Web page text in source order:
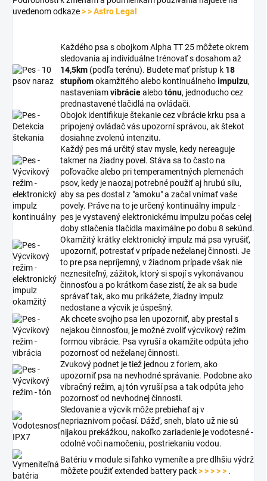
uvedenom odkaze> > Astro Legal
Každého psa s obojkom Alpha TT 25 môžete okrem
sledovania aj individuálne trénovať s dosahom až
14,5km (podľa terénu). Budete mať prístup k 18
stupňomokamžitého alebo kontinuálnehoimpulzu,
nastaveniamvibráciealebotónu, jednoducho cez
prednastavené tlačidlá na ovládači.
Obojok identifikuje štekanie cez vibrácie krku psa a
pripojený ovládač vás upozorní správou, ak štekot
dosiahne zvolenú intenzitu.
Každý pes má určitý stav mysle, kedy nereaguje
takmer na žiadny povel. Stáva sa to často na
poľovačke alebo pri temperamentných plemenách
psov, kedy je naozaj potrebné použiť aj hrubú silu,
aby sa pes dostal z "amoku" a začal vnímať vaše
povely. Práve na to je určený kontinuálny impulz -
pes je vystavený elektronickému impulzu počas celej
doby stlačenia tlačidla maximálne po dobu 8 sekúnd.
Okamžitý krátky elektronický impulz má psa vyrušiť,
upozorniť, potrestať v prípade neželanej činnosti. Je
to pre psa nepríjemný, v žiadnom prípade však nie
neznesiteľný, zážitok, ktorý si spojí s vykonávanou
činnosťou a po krátkom čase zistí, že ak sa bude
správať tak, ako mu prikážete, žiadny impulz
nedostane a výcvik je úspešný.
Ak chcete svojho psa len upozorniť, aby prestal s
nejakou činnosťou, je možné zvoliť výcvikový režim
formou vibrácie. Psa vyruší a okamžite odpúta jeho
pozornosť od neželanej činnosti.
Zvukový podnet je tiež jednou z foriem, ako
upozorniť psa na nevhodné správanie. Podobne ako
vibračný režim, aj tón vyruší psa a tak odpúta jeho
pozornosť od nevhodnej činnosti.
Sledovanie a výcvik môže prebiehať aj v
nepriaznivom počasí. Dážď, sneh, blato už nie sú
nijakou prekážkou, nakoľko zariadenie je vodotesné -
odolné voči namočeniu, postriekaniu vodou.
Batériu v module si ľahko vymeníte a pre dlhšiu výdrž
môžete použiť extended battery pack> > > > > .